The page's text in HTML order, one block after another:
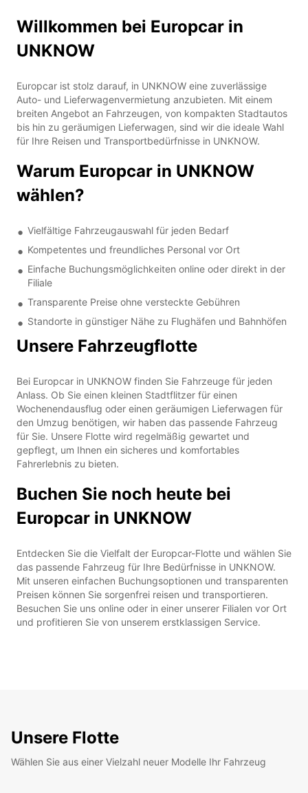
Willkommen bei Europcar in
UNKNOW
Europcar ist stolz darauf, in UNKNOW eine zuverlässige
Auto- und Lieferwagenvermietung anzubieten. Mit einem
breiten Angebot an Fahrzeugen, von kompakten Stadtautos
bis hin zu geräumigen Lieferwagen, sind wir die ideale Wahl
für Ihre Reisen und Transportbedürfnisse in UNKNOW.
Warum Europcar in UNKNOW
wählen?
Vielfältige Fahrzeugauswahl für jeden Bedarf
Kompetentes und freundliches Personal vor Ort
Einfache Buchungsmöglichkeiten online oder direkt in der
Filiale
Transparente Preise ohne versteckte Gebühren
Standorte in günstiger Nähe zu Flughäfen und Bahnhöfen
Unsere Fahrzeugflotte
Bei Europcar in UNKNOW finden Sie Fahrzeuge für jeden
Anlass. Ob Sie einen kleinen Stadtflitzer für einen
Wochenendausflug oder einen geräumigen Lieferwagen für
den Umzug benötigen, wir haben das passende Fahrzeug
für Sie. Unsere Flotte wird regelmäßig gewartet und
gepflegt, um Ihnen ein sicheres und komfortables
Fahrerlebnis zu bieten.
Buchen Sie noch heute bei
Europcar in UNKNOW
Entdecken Sie die Vielfalt der Europcar-Flotte und wählen Sie
das passende Fahrzeug für Ihre Bedürfnisse in UNKNOW.
Mit unseren einfachen Buchungsoptionen und transparenten
Preisen können Sie sorgenfrei reisen und transportieren.
Besuchen Sie uns online oder in einer unserer Filialen vor Ort
und profitieren Sie von unserem erstklassigen Service.
Unsere Flotte
Wählen Sie aus einer Vielzahl neuer Modelle Ihr Fahrzeug